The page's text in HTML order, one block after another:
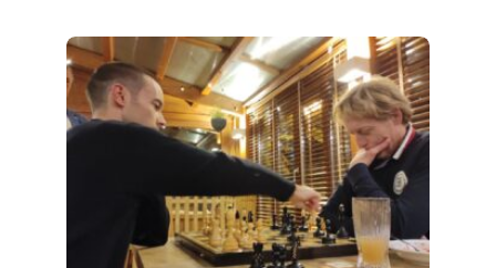
ztuhnutí těla, kdy lháři zaujmou pevné
postavení, aby se cítili jistěji. Často…